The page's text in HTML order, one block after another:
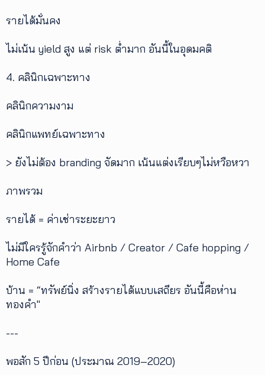
รายได้มั่นคง
ไม่เน้น yield สูง แต่ risk ต่ำมาก อันนี้ในอุดมคติ
4. คลินิกเฉพาะทาง
คลินิกความงาม
คลินิกแพทย์เฉพาะทาง
> ยังไม่ต้อง branding จัดมาก เน้นแต่งเรียบๆไม่หวือหวา
ภาพรวม
รายได้ = ค่าเช่าระยะยาว
ไม่มีใครรู้จักคำว่า Airbnb / Creator / Cafe hopping /
Home Cafe
บ้าน = “ทรัพย์นิ่ง สร้างรายได้แบบเสถียร อันนี้คือห่าน
ทองคำ"
---
พอสัก 5 ปีก่อน (ประมาณ 2019–2020)